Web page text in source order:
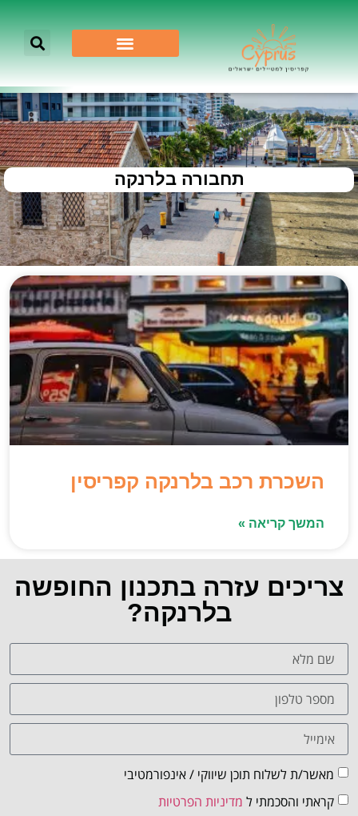
תחבורה בלרנקה
השכרת רכב בלרנקה קפריסין
המשך קריאה »
צריכים עזרה בתכנון החופשה
בלרנקה?
מאשר/ת לשלוח תוכן שיווקי / אינפורמטיבי
קראתי והסכמתי ל מדיניות הפרטיות